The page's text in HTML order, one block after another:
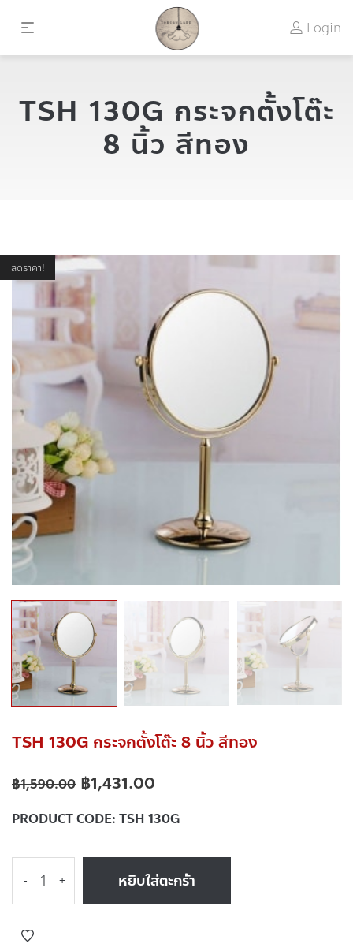
Login
TSH 130G กระจกตั้งโต๊ะ
8 นิ้ว สีทอง
ลดราคา!
TSH 130G กระจกตั้งโต๊ะ 8 นิ้ว สีทอง
฿1,590.00 ฿1,431.00
PRODUCT CODE: TSH 130G
- + หยิบใส่ตะกร้า